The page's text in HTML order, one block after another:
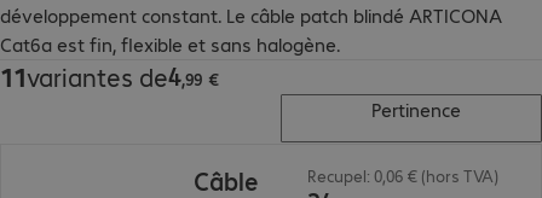
développement constant. Le câble patch blindé ARTICONA
Cat6a est fin, flexible et sans halogène.
11variantes de4,99 €
4,99 €
Pertinence
Câble
Recupel: 0,06 € (hors TVA)